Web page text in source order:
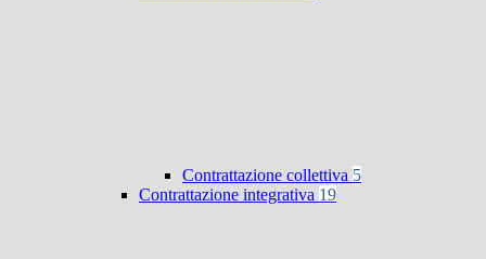
Contrattazione collettiva 5
Contrattazione integrativa 19